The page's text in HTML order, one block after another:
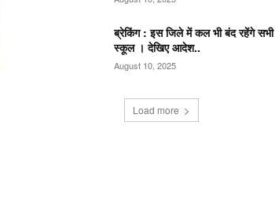
ब्रेकिंग : इस जिले में कल भी बंद रहेंगे सभी
स्कूल । देखिए आदेश..
August 10, 2025
Load more